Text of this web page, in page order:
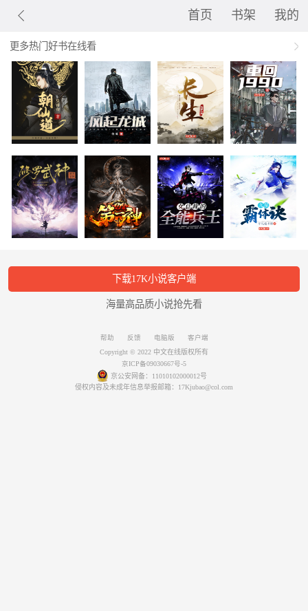
首页 书架 我的
更多热门好书在线看
下载17K小说客户端
海量高品质小说抢先看
帮助 反馈 电脑版
客户端
Copyright © 2022 中文在线版权所有
京ICP备09030667号-5
京公安网备：11010102000012号
侵权内容及未成年信息举报邮箱：17Kjubao@col.com